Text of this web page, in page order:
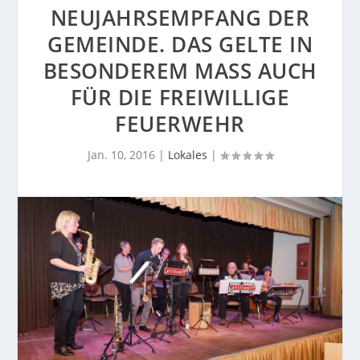
EUJAHRSEMPFANG DER G
EMEINDE. DAS GELTE IN B
ESONDEREM MASS AUCH FÜ
R DIE FREIWILLIGE FE
UERWEHR
Jan. 10, 2016| Lokales |